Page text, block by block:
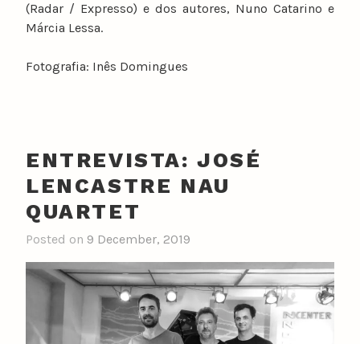
(Radar / Expresso) e dos autores, Nuno Catarino e
Márcia Lessa.
Fotografia: Inês Domingues
ENTREVISTA: JOSÉ
LENCASTRE NAU
QUARTET
Posted on 9 December, 2019